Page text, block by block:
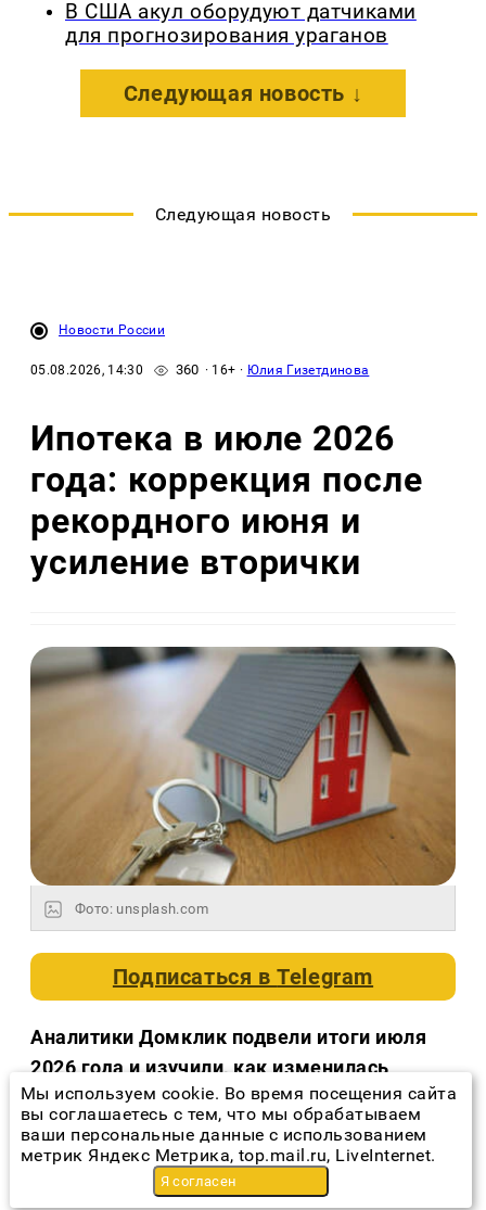
В США акул оборудуют датчиками
для прогнозирования ураганов
Следующая новость ↓
Следующая новость
Новости России
05.08.2026, 14:30 360 · 16+ · Юлия Гизетдинова
Ипотека в июле 2026
года: коррекция после
рекордного июня и
усиление вторички
Фото: unsplash.com
Подписаться вTelegram
Аналитики Домклик подвели итоги июля
2026 года и изучили, как изменилась
структура ипотечного рынка. Общий
объём выдач составил 254,2 млрд рублей
– на 26,6% меньше, чем в июне, но на 12,4%
больше, чем в июле прошлого года.
Мы используем cookie. Во время посещения сайта
вы соглашаетесь с тем, что мы обрабатываем
ваши персональные данные с использованием
метрик Яндекс Метрика, top.mail.ru, LiveInternet.
Я согласен